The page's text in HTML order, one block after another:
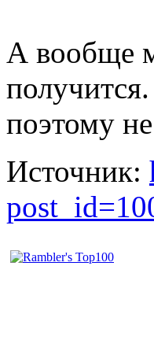
А вообще
поэтому
Источник: